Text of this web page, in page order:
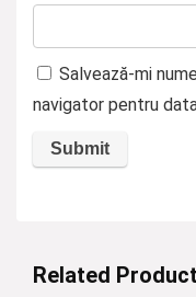
Salvează-mi
navigator pentru
Related